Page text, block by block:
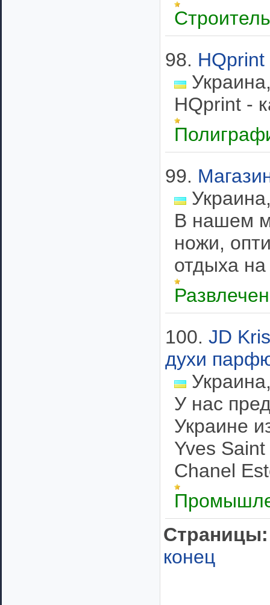
98.
HQprint -
99.
В нашем
ножи,
отдыха
100. JD
духи
У нас
Украине
Yves
Chanel
Cтраницы:
конец